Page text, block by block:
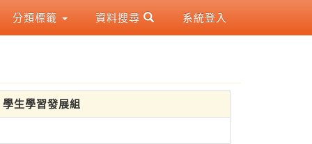
分類標籤 資料搜尋 系統登入
生學習發展組